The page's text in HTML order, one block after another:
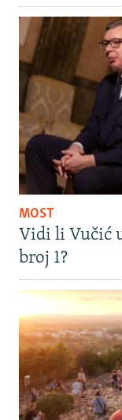
MOST
Vidi li Vučić
broj 1?